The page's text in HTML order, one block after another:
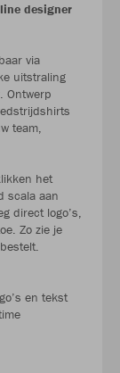
designer
via
uitstraling
Ontwerp
team,
het
scala aan
direct logo’s,
Zo zie je
en tekst